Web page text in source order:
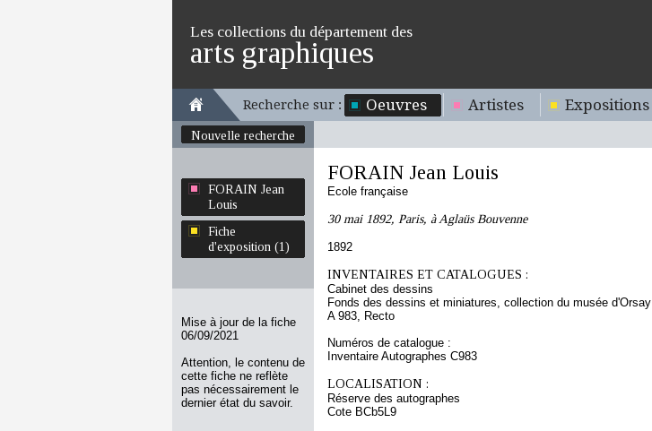
Les collections du département des
arts graphiques
Recherche sur : Oeuvres Artistes Expositions
Nouvelle recherche
FORAIN Jean
Louis
Fiche
d'exposition (1)
Mise à jour de la fiche
06/09/2021
Attention, le contenu de
cette fiche ne reflète
pas nécessairement le
dernier état du savoir.
FORAIN Jean Louis
Ecole française
30 mai 1892, Paris, à Aglaüs Bouvenne
1892
INVENTAIRES ET CATALOGUES :
Cabinet des dessins
Fonds des dessins et miniatures, collection du musée d'Orsay
A 983, Recto
Numéros de catalogue :
Inventaire Autographes C983
LOCALISATION :
Réserve des autographes
Cote BCb5L9